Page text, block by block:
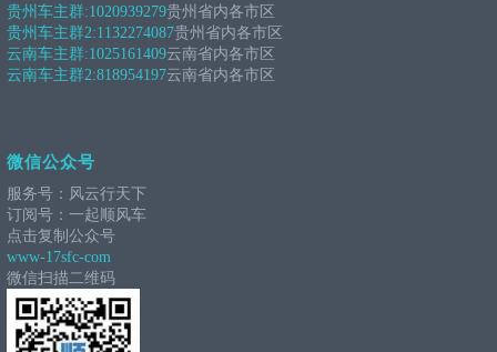
贵州车主群:1020939279贵州省内各市区
贵州车主群2:1132274087贵州省内各市区
云南车主群:1025161409云南省内各市区
云南车主群2:818954197云南省内各市区
微信公众号
服务号：风云行天下
订阅号：一起顺风车
点击复制公众号
www-17sfc-com
微信扫描二维码